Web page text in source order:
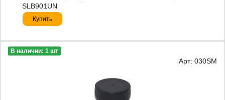
SLB901UN
Купить
В наличии: 1 шт
Арт: 030SM